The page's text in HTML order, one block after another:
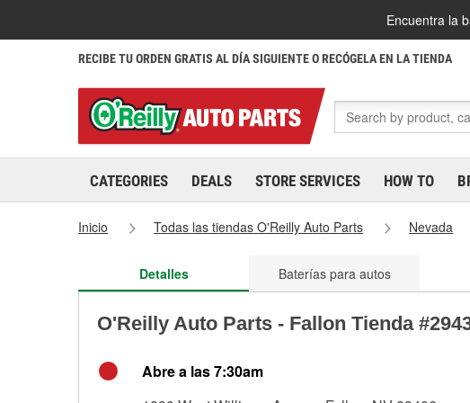
Encuentra la
RECIBE TU ORDEN GRATIS AL DÍA SIGUIENTE O RECÓGELA EN LA TIENDA
CATEGORIES DEALS STORE SERVICES HOW TO
Inicio Todas las tiendas O'Reilly Auto Parts Nevada
Detalles Baterías para autos
O'Reilly Auto Parts - Fallon Tienda
Abre a las 7:30am